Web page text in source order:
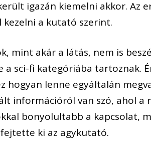
igazán kiemelni akkor. Az
a kutató szerint.
mint akár a látás, nem is
sci-fi kategóriába tartoznak.
hogyan lenne egyáltalán
információról van szó, ahol a
bonyolultabb a kapcsolat,
ki az agykutató.